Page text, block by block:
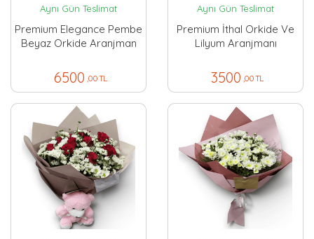
Aynı Gün Teslimat
Premium Elegance Pembe
Beyaz Orkide Aranjman
6500 ,00 TL
Aynı Gün Teslimat
Premium İthal Orkide Ve
Lilyum Aranjmanı
3500 ,00 TL